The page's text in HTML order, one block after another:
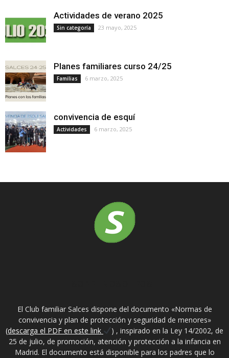
Actividades de verano 2025
Sin categoría 23 mayo, 2025
Planes familiares curso 24/25
Familias 6 marzo, 2025
convivencia de esquí
Actividades 6 marzo, 2025
El Club familiar Salces dispone del documento «Normas de
convivencia y plan de protección y seguridad de menores»
(descarga el PDF en este link
) , inspirado en la Ley 14/2002, de
25 de julio, de promoción, atención y protección a la infancia en
Madrid. El documento está disponible para los padres que lo